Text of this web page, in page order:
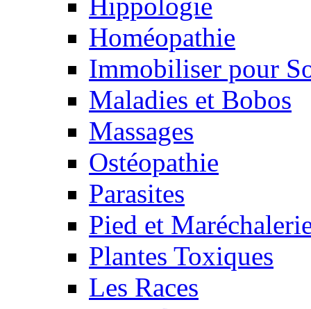
Homéopathie
Immobiliser pour
Maladies et Bobos
Massages
Ostéopathie
Parasites
Pied et
Plantes Toxiques
Les Races